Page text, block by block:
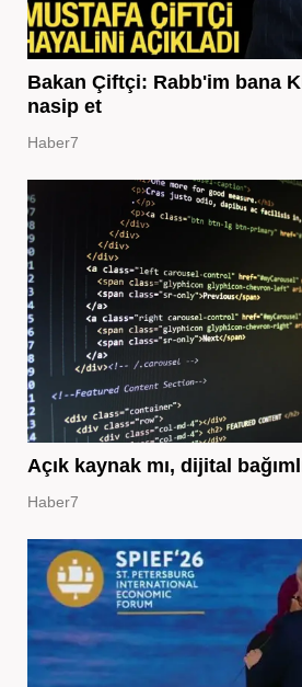
Bakan Çiftçi: Rabb'im bana
nasip et
Haber7
Açık kaynak mı, dijital
Haber7